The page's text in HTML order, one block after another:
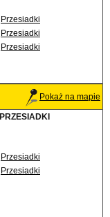
Przesiadki
Przesiadki
Przesiadki
Pokaż na mapie
PRZESIADKI
Przesiadki
Przesiadki